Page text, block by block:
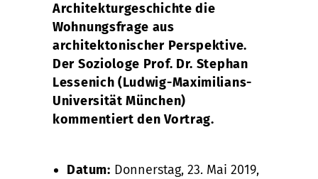
Architekturgeschichte die
Wohnungsfrage aus
architektonischer Perspektive.
Der Soziologe Prof. Dr. Stephan
Lessenich (Ludwig-Maximilians-
Universität München)
kommentiert den Vortrag.
Datum: Donnerstag, 23. Mai 2019,